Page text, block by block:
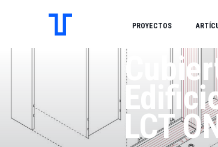
PROYECTOS
LCT